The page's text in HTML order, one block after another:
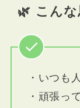
🌿 こん
・いつも
・頑張っ